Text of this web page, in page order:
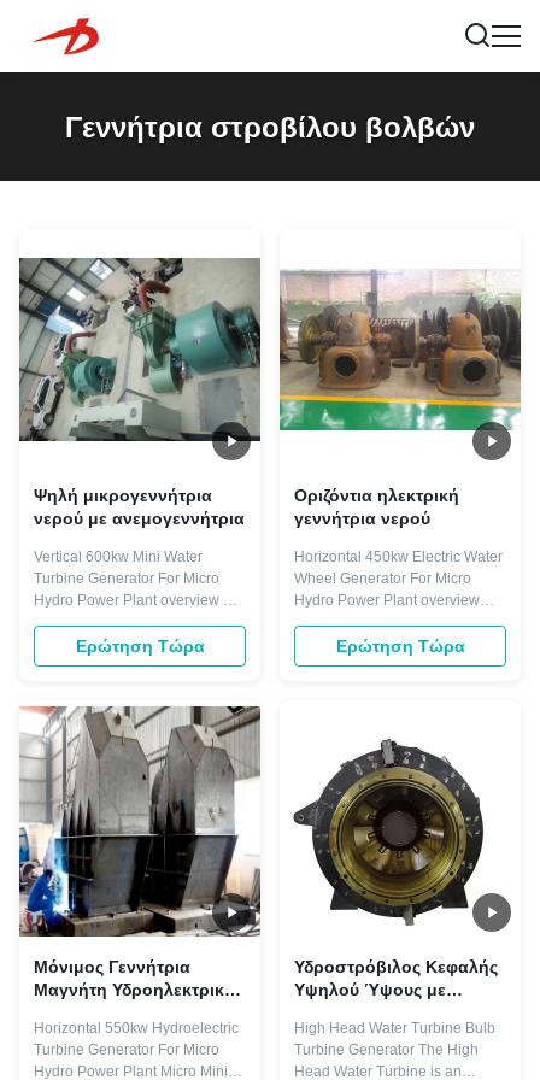
Γεννήτρια στροβίλου βολβών
Ψηλή μικρογεννήτρια
νερού με ανεμογεννήτρια
Vertical 600kw Mini Water
Turbine Generator For Micro
Hydro Power Plant overview A
hydraulic turbine converts the
energy of flowing water into
mechanical energy. A
this mechanical energy into
electricity. The operation of a
generator is based on the
principles ...
Ερώτηση Τώρα
Οριζόντια ηλεκτρική
γεννήτρια νερού
Horizontal 450kw Electric Water
Wheel Generator For Micro
Hydro Power Plant overview
Pelton turbine have two mount
type of vertical and horizontal
which is suitable for high water
~20 MW and with runner ...
Ερώτηση Τώρα
Μόνιμος Γεννήτρια
Μαγνήτη Υδροηλεκτρικού
Horizontal 550kw Hydroelectric
Turbine Generator For Micro
Hydro Power Plant Micro Mini
Υδροστρόβιλος Κεφαλής
Υψηλού Ύψους με
Ανοξείδωτο Χάλυβα,
Εύρος Ισχύος 1400-2200
High Head Water Turbine Bulb
Turbine Generator The High
Head Water Turbine is an